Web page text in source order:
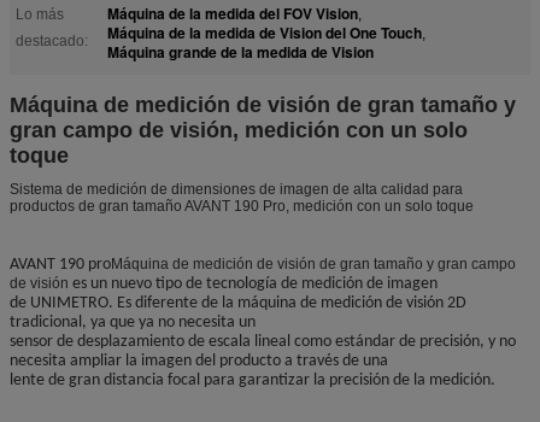
Lo más
destacado:
Máquina de la medida del FOV Vision,
Máquina de la medida de Vision del One Touch,
Máquina grande de la medida de Vision
Máquina de medición de visión de gran tamaño y
gran campo de visión, medición con un solo
toque
Sistema de medición de dimensiones de imagen de alta calidad para
productos de gran tamaño AVANT 190 Pro, medición con un solo toque
AVANT 190 proMáquina de medición de visión de gran tamaño y gran campo
de visión es un nuevo tipo de tecnología de medición de imagen
de UNIMETRO. Es diferente de la máquina de medición de visión 2D
tradicional, ya que ya no necesita un
sensor de desplazamiento de escala lineal como estándar de precisión, y no
necesita ampliar la imagen del producto a través de una
lente de gran distancia focal para garantizar la precisión de la medición.